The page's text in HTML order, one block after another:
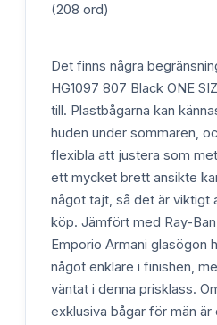
(208 ord)
Det finns några
HG1097 807 Black ONE
till. Plastbågarna kan
huden under sommaren,
flexibla att justera som
ett mycket brett ansikte
något tajt, så det är viktigt
köp. Jämfört med Ray-
Emporio Armani glasögon
något enklare i finishen,
väntat i denna prisklass.
exklusiva bågar för män är